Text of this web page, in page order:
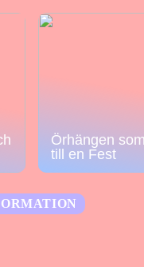
Örhängen
till en Fest